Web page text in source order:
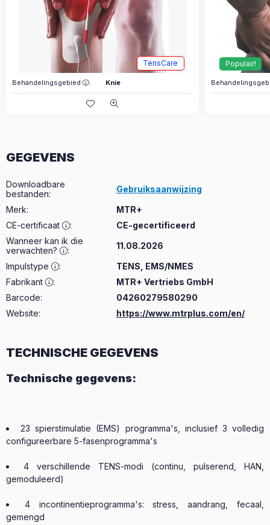
TensCare
Behandelingsgebied : Knie
Populair!
GEGEVENS
Downloadbare
bestanden:
Gebruiksaanwijzing
Merk:
MTR+
CE-certificaat
:
CE-gecertificeerd
Wanneer kan ik die
verwachten?
:
11.08.2026
Impulstype
:
TENS, EMS/NMES
Fabrikant
:
MTR+ Vertriebs GmbH
Barcode:
04260279580290
Website:
https://www.mtrplus.com/en/
TECHNISCHE GEGEVENS
Technische gegevens:
23 spierstimulatie (EMS) programma's, inclusief 3 volledig
configureerbare 5-fasenprogramma's
4 verschillende TENS-modi (continu, pulserend, HAN,
gemoduleerd)
4 incontinentieprogramma's: stress, aandrang, fecaal,
gemengd